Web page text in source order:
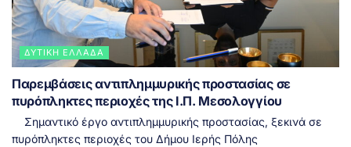
ΔΥΤΙΚΉ ΕΛΛΆΔΑ
Παρεμβάσεις αντιπλημμυρικής προστασίας σε
πυρόπληκτες περιοχές της Ι.Π. Μεσολογγίου
Σημαντικό έργο αντιπλημμυρικής προστασίας, ξεκινά σε
πυρόπληκτες περιοχές του Δήμου Ιερής Πόλης